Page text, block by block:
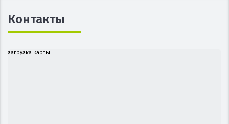
Контакты
загрузка карты...